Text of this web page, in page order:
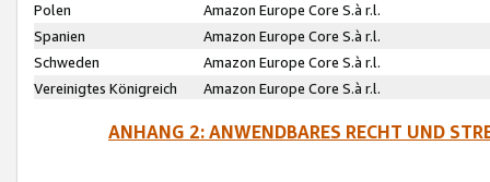
Polen
Amazon Europe Core S.à r.l.
Spanien
Amazon Europe Core S.à r.l.
Schweden
Amazon Europe Core S.à r.l.
Vereinigtes Königreich
Amazon Europe Core S.à r.l.
ANHANG 2: ANWENDBARES RECHT UND